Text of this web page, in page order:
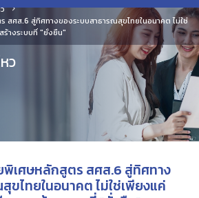
สศส.6 สู่ทิศทางของระบบสาธารณสุขไทยในอนาคต ไม่ใช่
ร้างระบบที่ "ยั่งยืน"
ว
พิเศษหลักสูตร สศส.6 สู่ทิศทาง
ขไทยในอนาคต ไม่ใช่เพียงแค่